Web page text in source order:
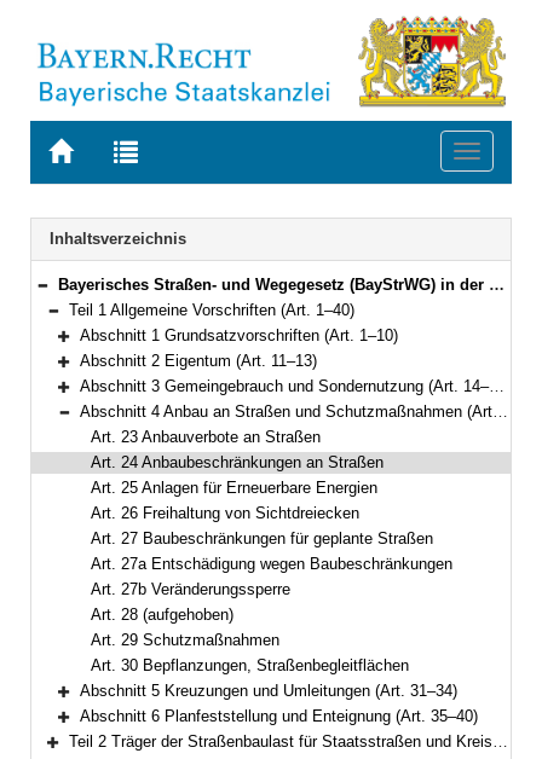
Zur
BAYERN.RECHT
Zur
letzten
Suche
Toggle
Navigation
Inhaltsverzeichnis
Bereich reduzieren
Bayerisches Straßen- und Wegegesetz (BayStrWG) in der Fassung der Bekanntmachung vom 5. Oktober 1981 (BayRS V S. 731) BayRS 91-1-B (Art. 1–71)
Bereich reduzieren
Teil 1 Allgemeine Vorschriften (Art. 1–40)
Bereich erweitern
Abschnitt 1 Grundsatzvorschriften (Art. 1–10)
Bereich erweitern
Abschnitt 2 Eigentum (Art. 11–13)
Bereich erweitern
Abschnitt 3 Gemeingebrauch und Sondernutzung (Art. 14–22a)
Bereich reduzieren
Abschnitt 4 Anbau an Straßen und Schutzmaßnahmen (Art. 23–30)
Art. 23 Anbauverbote an Straßen
Art. 24 Anbaubeschränkungen an Straßen
Art. 25 Anlagen für Erneuerbare Energien
Art. 26 Freihaltung von Sichtdreiecken
Art. 27 Baubeschränkungen für geplante Straßen
Art. 27a Entschädigung wegen Baubeschränkungen
Art. 27b Veränderungssperre
Art. 28 (aufgehoben)
Art. 29 Schutzmaßnahmen
Art. 30 Bepflanzungen, Straßenbegleitflächen
Bereich erweitern
Abschnitt 5 Kreuzungen und Umleitungen (Art. 31–34)
Bereich erweitern
Abschnitt 6 Planfeststellung und Enteignung (Art. 35–40)
Teil 2 Träger der Straßenbaulast für Staatsstraßen und Kreisstraßen (Art. 41–45)